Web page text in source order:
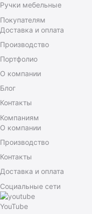
Ручки мебельные
Покупателям
Доставка и оплата
Производство
Портфолио
О компании
Блог
Контакты
Компаниям
О компании
Производство
Контакты
Доставка и оплата
Социальные сети
YouTube